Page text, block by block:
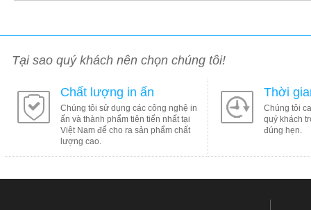
Tại sao quý khách nên chọn chúng tôi!
Chất lượng in ấn
Chúng tôi sử dụng các công nghệ in
ấn và thành phẩm tiên tiến nhất tại
Việt Nam để cho ra sản phẩm chất
lượng cao.
Thời
Chúng tôi
quý khách
đúng hẹn.